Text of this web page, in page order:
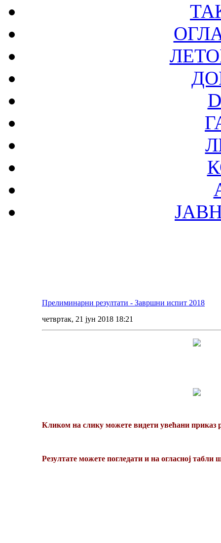
Прелиминарни резултати - Завршни испит 2018
четвртак, 21 јун 2018 18:21
Кликом на слику можете видети увећани приказ
Резултате можете погледати и на огласној табли